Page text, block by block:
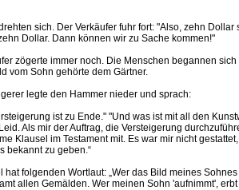
sich. Der Verkäufer fuhr fort: "Also, zehn
Dollar. Dann können wir zu Sache kommen!"
zögerte immer noch. Die Menschen begannen
vom Sohn gehörte dem Gärtner.
legte den Hammer nieder und sprach:
ist zu Ende." "Und was ist mit all den
Als mir der Auftrag, die Versteigerung
Klausel im Testament mit. Es war mir nicht
bekannt zu geben.“
hat folgenden Wortlaut: „Wer das Bild meines
allen Gemälden. Wer meinen Sohn 'aufnimmt',